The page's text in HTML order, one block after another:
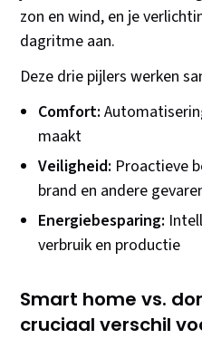
zon en wind, en je
dagritme aan.
Deze drie pijlers werken
Comfort:
maakt
Veiligheid: Proactieve
brand en andere
Energiebesparing:
verbruik en productie
Smart home vs.
cruciaal verschil